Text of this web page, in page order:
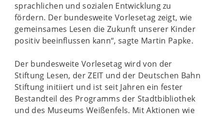
sprachlichen und sozialen Entwicklung zu
fördern. Der bundesweite Vorlesetag zeigt, wie
gemeinsames Lesen die Zukunft unserer Kinder
positiv beeinflussen kann“, sagte Martin Papke.
Der bundesweite Vorlesetag wird von der
Stiftung Lesen, der ZEIT und der Deutschen Bahn
Stiftung initiiert und ist seit Jahren ein fester
Bestandteil des Programms der Stadtbibliothek
und des Museums Weißenfels. Mit Aktionen wie